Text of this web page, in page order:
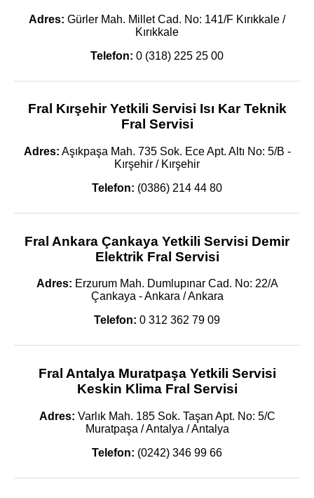
Adres: Gürler Mah. Millet Cad. No: 141/F Kırıkkale /
Kırıkkale
Telefon: 0 (318) 225 25 00
Fral Kırşehir Yetkili Servisi Isı Kar Teknik
Fral Servisi
Adres: Aşıkpaşa Mah. 735 Sok. Ece Apt. Altı No: 5/B -
Kırşehir / Kırşehir
Telefon: (0386) 214 44 80
Fral Ankara Çankaya Yetkili Servisi Demir
Elektrik Fral Servisi
Adres: Erzurum Mah. Dumlupınar Cad. No: 22/A
Çankaya - Ankara / Ankara
Telefon: 0 312 362 79 09
Fral Antalya Muratpaşa Yetkili Servisi
Keskin Klima Fral Servisi
Adres: Varlık Mah. 185 Sok. Taşan Apt. No: 5/C
Muratpaşa / Antalya / Antalya
Telefon: (0242) 346 99 66